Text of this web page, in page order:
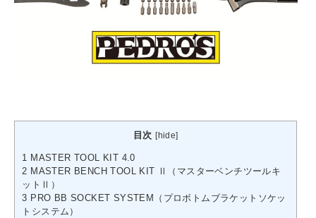
目次 [hide]
1
MASTER TOOL KIT 4.0
2 MASTER BENCH TOOL KIT Ⅱ（マスターベンチツールキ
ットⅡ）
3 PRO BB SOCKET SYSTEM（プロボトムブラケットソケッ
トシステム）